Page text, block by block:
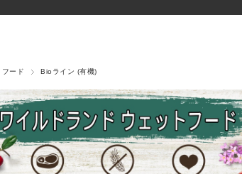
フード Bioライン (有機)